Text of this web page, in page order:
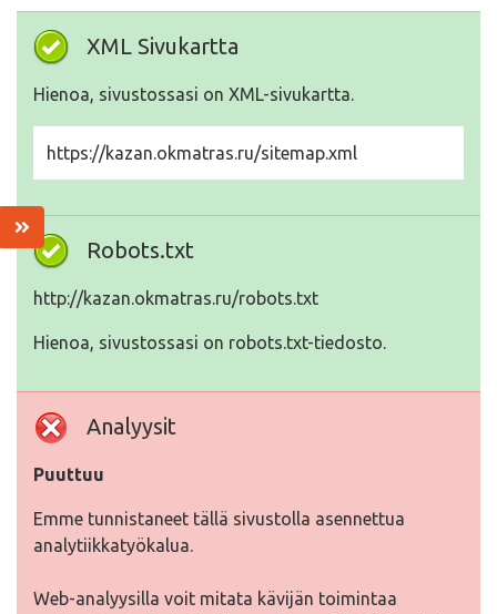
XML Sivukartta
Hienoa, sivustossasi on XML-sivukartta.
https://kazan.okmatras.ru/sitemap.xml
Robots.txt
http://kazan.okmatras.ru/robots.txt
Hienoa, sivustossasi on robots.txt-tiedosto.
Analyysit
Puuttuu
Emme tunnistaneet tällä sivustolla asennettua
analytiikkatyökalua.
Web-analyysilla voit mitata kävijän toimintaa